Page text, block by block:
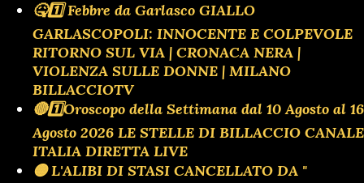
🤒1️⃣ Febbre da Garlasco GIALLO
GARLASCOPOLI: INNOCENTE E COLPEVOLE
RITORNO SUL VIA | CRONACA NERA |
VIOLENZA SULLE DONNE | MILANO
BILLACCIOTV
🔴1️⃣Oroscopo della Settimana dal 10 Agosto al 16
Agosto 2026 LE STELLE DI BILLACCIO CANALE
ITALIA DIRETTA LIVE
🟡 L'ALIBI DI STASI CANCELLATO DA "